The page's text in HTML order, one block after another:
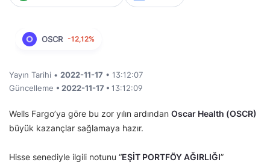
OSCR -12,12%
Yayın Tarihi • 2022-11-17 • 13:12:07
Güncelleme • 2022-11-17 • 13:12:09
Wells Fargo’ya göre bu zor yılın ardından Oscar Health (OSCR)
büyük kazançlar sağlamaya hazır.
Hisse senediyle ilgili notunu “EŞİT PORTFÖY AĞIRLIĞI”